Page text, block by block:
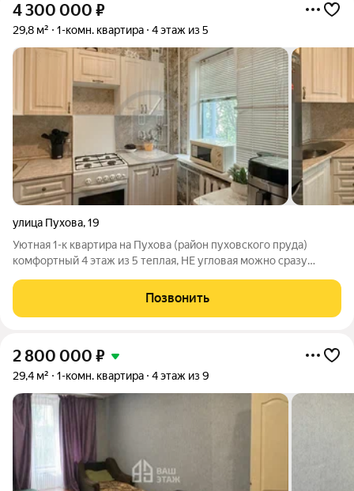
4 300 000 ₽
29,8 м² 1-комн. квартира 4 этаж из 5
улица Пухова,19
Уютная 1-к квартира на Пухова (район пуховского пруда)
комфортный 4 этаж из 5 теплая, НЕ угловая можно сразу
Квадратура кухни - 6,8 кв.м, что больше стандартной кухни в
хрущевке. Комната - 16,2
Позвонить
2 800 000 ₽
29,4 м² 1-комн. квартира 4 этаж из 9